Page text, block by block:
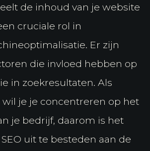
de inhoud van je website
cruciale rol in
Er zijn
die invloed hebben op
in zoekresultaten. Als
je je concentreren op het
je bedrijf, daarom is het
uit te besteden aan de